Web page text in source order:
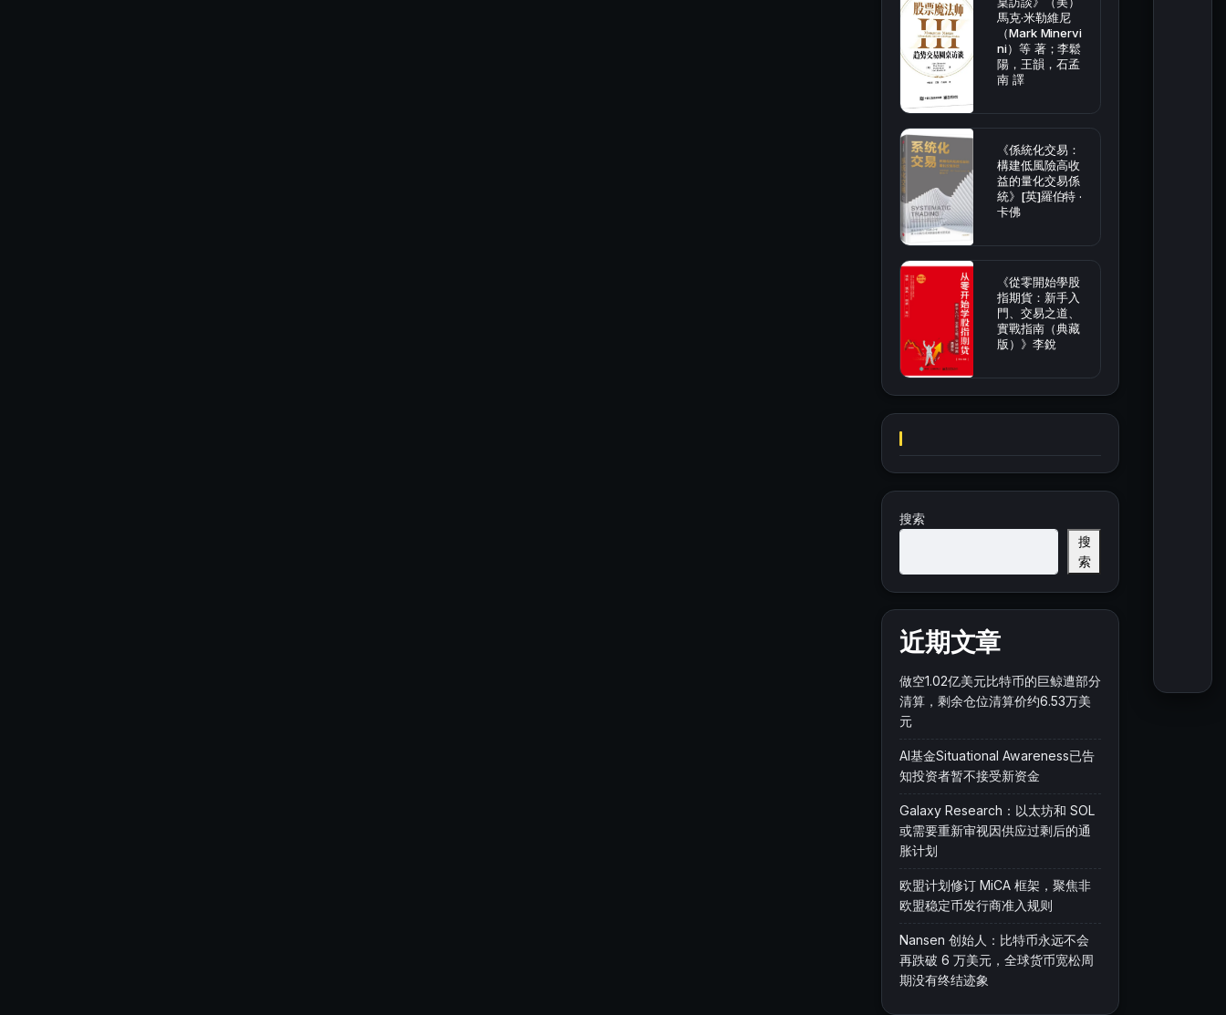
馬克·米勒維尼
（Mark Minervi
ni）等 著；李鬆
陽，王韻，石孟
南 譯
《係統化交易：
構建低風險高收
益的量化交易係
統》[英]羅伯特 ·
卡佛
《從零開始學股
指期貨：新手入
門、交易之道、
實戰指南（典藏
版）》李銳
搜索
搜
索
近期文章
做空1.02亿美元比特币的巨鲸遭部分
清算，剩余仓位清算价约6.53万美
元
AI基金Situational Awareness已告
知投资者暂不接受新资金
Galaxy Research：以太坊和 SOL
或需要重新审视因供应过剩后的通
胀计划
欧盟计划修订 MiCA 框架，聚焦非
欧盟稳定币发行商准入规则
Nansen 创始人：比特币永远不会
再跌破 6 万美元，全球货币宽松周
期没有终结迹象